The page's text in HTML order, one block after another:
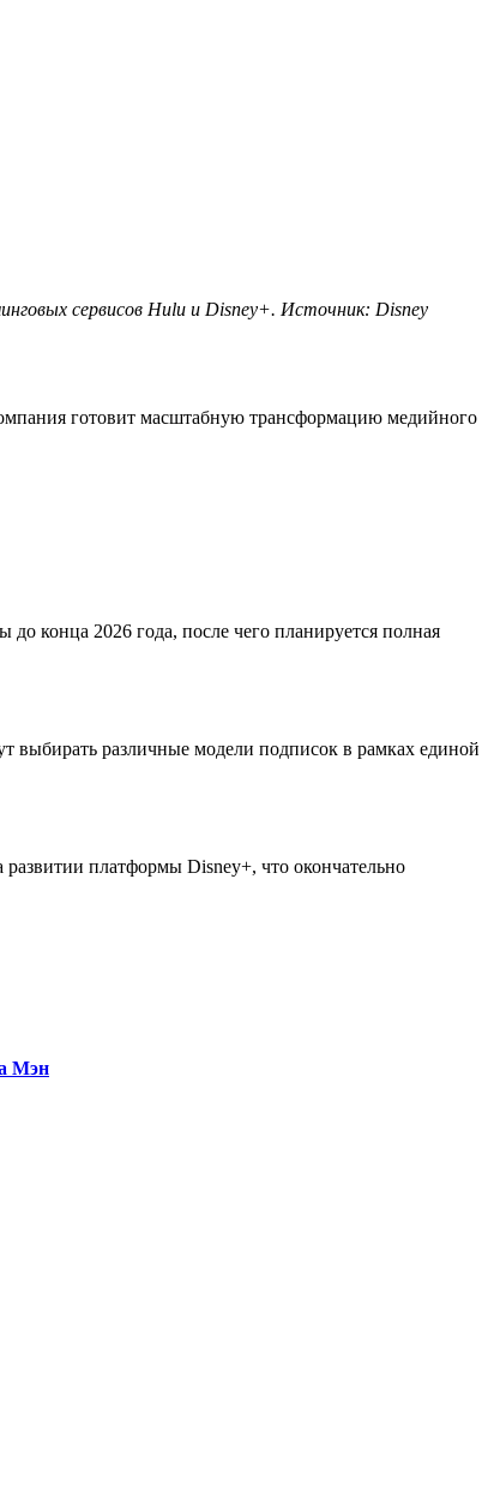
сервисов Hulu и Disney+. Источник: Disney
готовит масштабную трансформацию медийного
конца 2026 года, после чего планируется полная
выбирать различные модели подписок в рамках единой
платформы Disney+, что окончательно
Мэн